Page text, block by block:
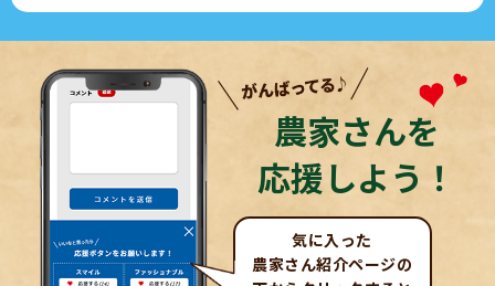
農家さんを
応援しよう！
気に入った
農家さん紹介ページの